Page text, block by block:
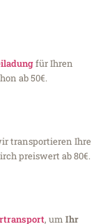
für Ihren
ab 50€.
transportieren Ihre
preiswert ab 80€.
, um Ihr